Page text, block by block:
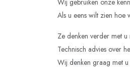
Wij gebruiken onze
Als u eens wilt zien
Ze denken verder met
Technisch advies over
Wij denken graag met u